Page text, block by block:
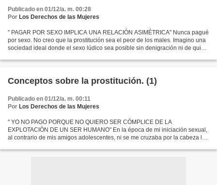
Publicado en 01/12/a. m. 00:28
Por Los Derechos de las Mujeres
" PAGAR POR SEXO IMPLICA UNA RELACIÓN ASIMÉTRICA" Nunca pagué
por sexo. No creo que la prostitución sea el peor de los males. Imagino una
sociedad ideal donde el sexo lúdico sea posible sin denigración ni de quien
Conceptos sobre la prostitución. (1)
Publicado en 01/12/a. m. 00:11
Por Los Derechos de las Mujeres
" YO NO PAGO PORQUE NO QUIERO SER CÓMPLICE DE LA
EXPLOTACIÓN DE UN SER HUMANO" En la época de mi iniciación sexual,
al contrario de mis amigos adolescentes, ni se me cruzaba por la cabeza la